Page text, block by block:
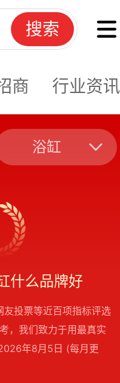
搜索
商 行业资讯
什么品牌好
投票等近百项指标评选
，我们致力于用最真实
年8月5日 (每月更
浴缸